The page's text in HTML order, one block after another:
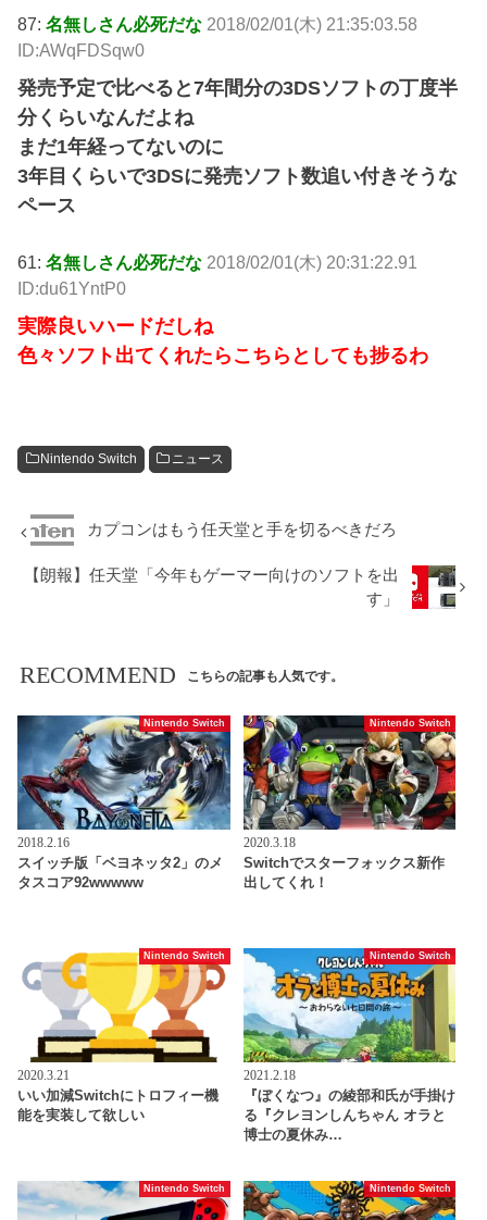
87:名無しさん必死だな 2018/02/01(木) 21:35:03.58
ID:AWqFDSqw0
発売予定で比べると7年間分の3DSソフトの丁度半
分くらいなんだよね
まだ1年経ってないのに
3年目くらいで3DSに発売ソフト数追い付きそうな
ペース
61:名無しさん必死だな 2018/02/01(木) 20:31:22.91
ID:du61YntP0
実際良いハードだしね
色々ソフト出てくれたらこちらとしても捗るわ
Nintendo Switch ニュース
カプコンはもう任天堂と手を切るべきだろ
【朗報】任天堂「今年もゲーマー向けのソフトを出
す」
RECOMMEND こちらの記事も人気です。
Nintendo Switch
2018.2.16
スイッチ版「ベヨネッタ2」のメ
タスコア92wwwww
Nintendo Switch
2020.3.18
Switchでスターフォックス新作
出してくれ！
Nintendo Switch
2020.3.21
いい加減Switchにトロフィー機
能を実装して欲しい
Nintendo Switch
2021.2.18
『ぼくなつ』の綾部和氏が手掛け
る『クレヨンしんちゃん オラと
博士の夏休み…
Nintendo Switch Nintendo Switch